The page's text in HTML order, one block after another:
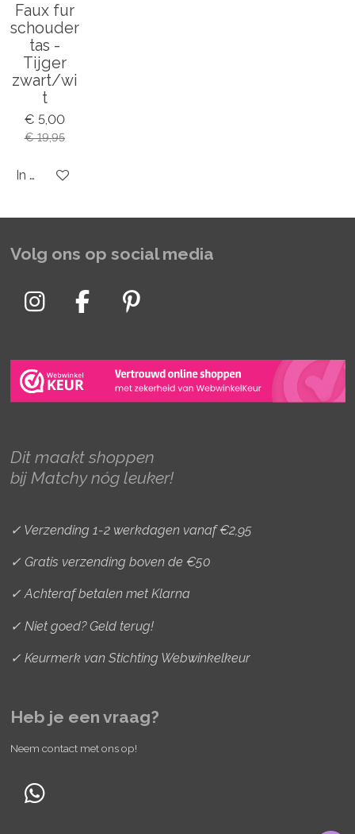
Faux fur
schouder
tas -
Tijger
zwart/wi
t
€ 5,00
€ 19,95
In winkelwagen
Volg ons op social media
I
s
t
a
r
a
F
c
e
b
o
k
P
n
t
e
e
s
Dit maakt shoppen
bij Matchy nóg leuker!
✓ Verzending 1-2 werkdagen vanaf €2,95
✓ Gratis verzending boven de €50
✓ Achteraf betalen met Klarna
✓ Niet goed? Geld terug!
✓ Keurmerk van Stichting Webwinkelkeur
Heb je een vraag?
Neem contact met ons op!
W